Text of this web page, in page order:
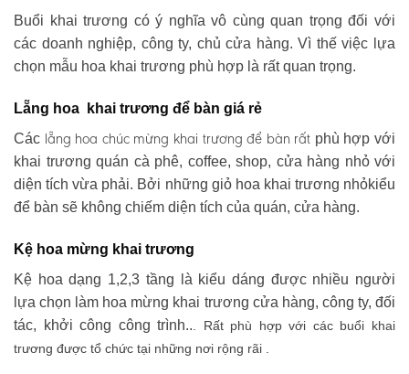
Buổi khai trương có ý nghĩa vô cùng quan trọng đối với
các doanh nghiệp, công ty, chủ cửa hàng. Vì thế việc lựa
chọn mẫu hoa khai trương phù hợp là rất quan trọng.
Lẵng hoa khai trương để bàn giá rẻ
Các lẵng hoa chúc mừng khai trương để bàn rất phù hợp với
khai trương quán cà phê, coffee, shop, cửa hàng nhỏ với
diện tích vừa phải. Bởi những giỏ hoa khai trương nhỏkiểu
để bàn sẽ không chiếm diện tích của quán, cửa hàng.
Kệ hoa mừng khai trương
Kệ hoa dạng 1,2,3 tầng là kiểu dáng được nhiều người
lựa chọn làm hoa mừng khai trương cửa hàng, công ty, đối
tác, khởi công công trình.. . Rất phù hợp với các buổi khai
trương được tổ chức tại những nơi rộng rãi .